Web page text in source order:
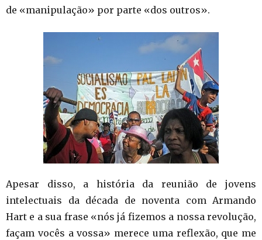
de «manipulação» por parte «dos outros».
Apesar disso, a história da reunião de jovens
intelectuais da década de noventa com Armando
Hart e a sua frase «nós já fizemos a nossa revolução,
façam vocês a vossa» merece uma reflexão, que me